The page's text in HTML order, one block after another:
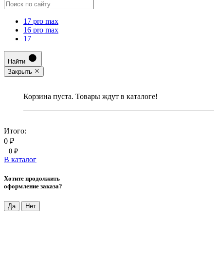
17 pro max
16 pro max
17
Найти
Закрыть
Корзина пуста. Товары ждут в каталоге!
Итого:
0 ₽
0 ₽
В каталог
Хотите продолжить
оформление заказа?
Да Нет